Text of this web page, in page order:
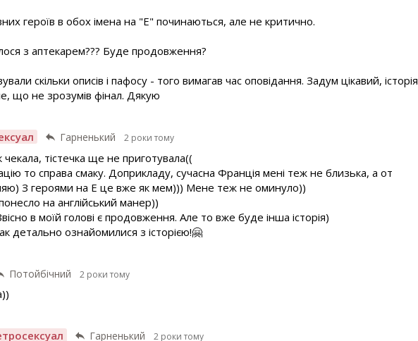
героїв в обох імена на "Е" починаються, але не критично.
з аптекарем??? Буде продовження?
скільки описів і пафосу - того вимагав час оповідання. Задум цікавий, історія
що не зрозумів фінал. Дякую
Гарненький 2 роки тому
чекала, тістечка ще не приготувала((
то справа смаку. Доприкладу, сучасна Франція мені теж не близька, а от
З героями на Е це вже як мем))) Мене теж не оминуло))
на англійський манер))
в моїй голові є продовження. Але то вже буде інша історія)
детально ознайомилися з історією!🤗
Потойбічний 2 роки тому
Гарненький 2 роки тому